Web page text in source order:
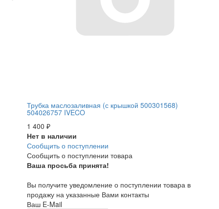
Трубка маслозаливная (с крышкой 500301568)
504026757 IVECO
1 400 ₽
Нет в наличии
Сообщить о поступлении
Сообщить о поступлении товара
Ваша просьба принята!
Вы получите уведомление о поступлении товара в
продажу на указанные Вами контакты
Ваш E-Mail